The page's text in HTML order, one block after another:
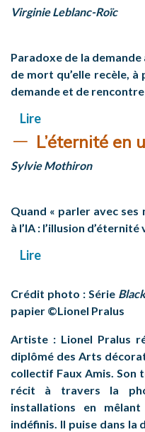
Virginie Leblanc-Roïc
Paradoxe de la
de mort qu’elle recèle,
demande et de
Lire
L’éternité en
Sylvie Mothiron
Quand « parler avec
à l’IA : l’illusion
Lire
Crédit photo : Série
papier ©Lionel Pralus
Artiste : Lionel Pralus
diplômé des Arts
collectif Faux Amis. Son
récit à travers la
installations en
indéfinis. Il puise dans